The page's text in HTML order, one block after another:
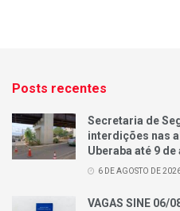
Posts recentes
Secretaria de
interdições nas
Uberaba até 9
6 DE AGOSTO DE
VAGAS SINE 06/